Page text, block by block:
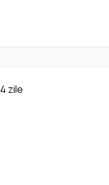
4 zile